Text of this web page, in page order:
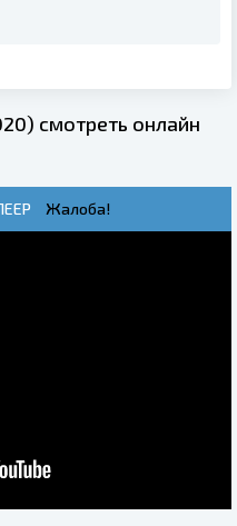
смотреть онлайн
Жалоба!